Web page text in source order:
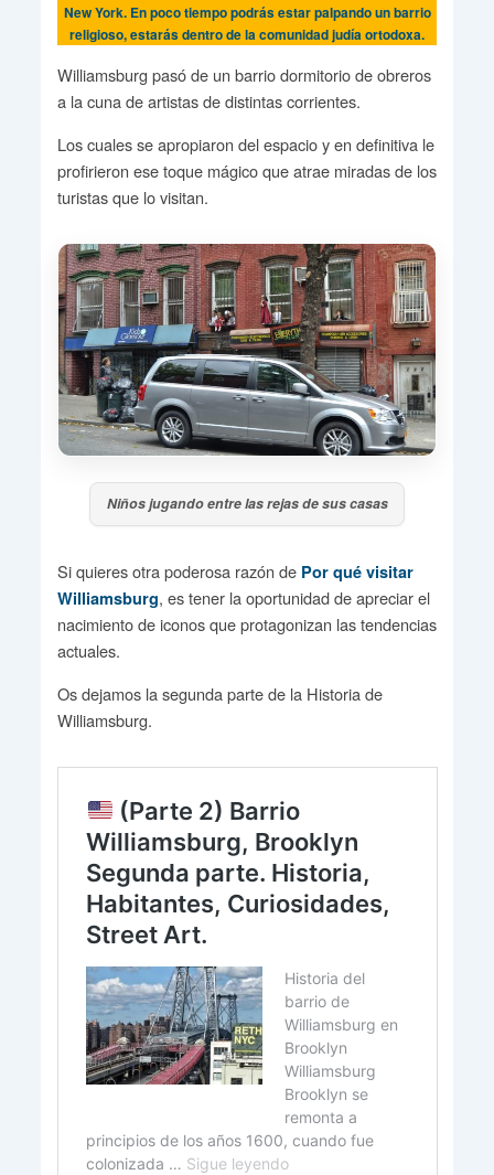
New York. En poco tiempo podrás estar palpando un barrio
religioso, estarás dentro de la comunidad judía ortodoxa.
Williamsburg pasó de un barrio dormitorio de obreros
a la cuna de artistas de distintas corrientes.
Los cuales se apropiaron del espacio y en definitiva le
profirieron ese toque mágico que atrae miradas de los
turistas que lo visitan.
Niños jugando entre las rejas de sus casas
Si quieres otra poderosa razón de Por qué visitar
Williamsburg, es tener la oportunidad de apreciar el
nacimiento de iconos que protagonizan las tendencias
actuales.
Os dejamos la segunda parte de la Historia de
Williamsburg.